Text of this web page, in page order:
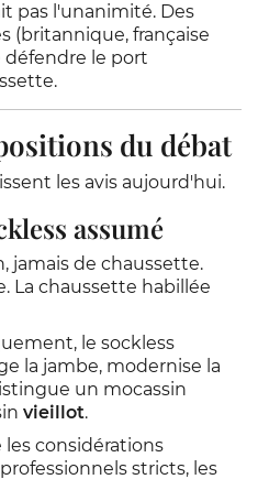
pas l'unanimité. Des
(britannique, française
le port
du débat
les avis aujourd'hui.
assumé
jamais de chaussette.
La chaussette habillée
le sockless
la jambe, modernise la
un mocassin
vieillot.
les considérations
stricts, les